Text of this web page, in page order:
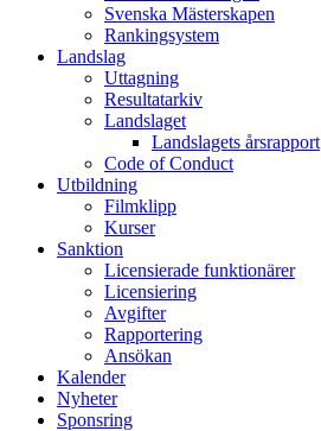
Svenska Mästerskapen
Rankingsystem
Landslag
Uttagning
Resultatarkiv
Landslaget
Landslagets årsrapport
Code of Conduct
Utbildning
Filmklipp
Kurser
Sanktion
Licensierade funktionärer
Licensiering
Avgifter
Rapportering
Ansökan
Kalender
Nyheter
Sponsring